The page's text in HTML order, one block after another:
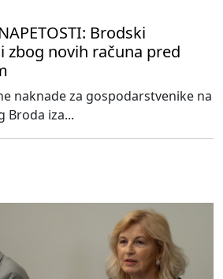
Brodski
zbog novih računa pred
naknade za gospodarstvenike na
Broda iza...